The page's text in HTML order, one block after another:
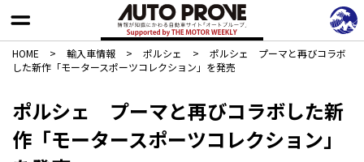
HOME > 輸入車情報 > ポルシェ >
ポルシェ プーマと再びコラボ
した新作「モータースポーツコレクション」を発売
ポルシェ プーマと再びコラボした新
作「モータースポーツコレクション」